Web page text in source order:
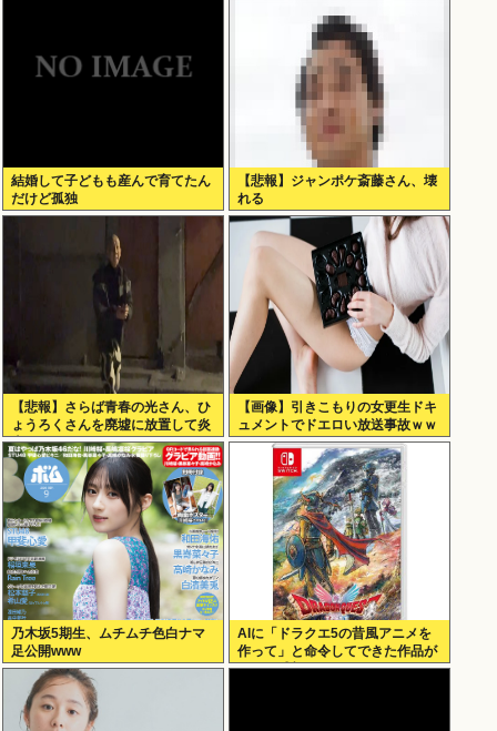
結婚して子どもも産んで育てたん
だけど孤独
【悲報】ジャンポケ斎藤さん、壊
れる
【悲報】さらば青春の光さん、ひ
ょうろくさんを廃墟に放置して炎
上www
【画像】引きこもりの女更生ドキ
ュメントでドエロい放送事故ｗｗ
ｗ
乃木坂5期生、ムチムチ色白ナマ
足公開www
AIに「ドラクエ5の昔風アニメを
作って」と命令してできた作品が
これ、感想よろ